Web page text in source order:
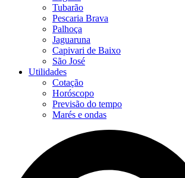
Tubarão
Pescaria Brava
Palhoça
Jaguaruna
Capivari de Baixo
São José
Utilidades
Cotação
Horóscopo
Previsão do tempo
Marés e ondas